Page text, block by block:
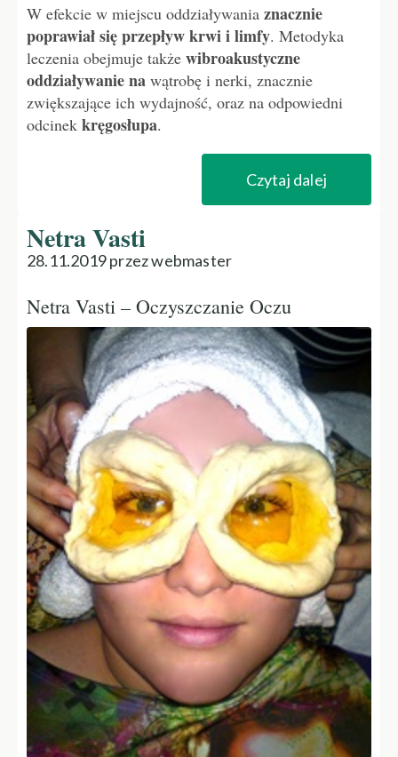
W efekcie w miejscu oddziaływania znacznie
poprawiał się przepływ krwi i limfy. Metodyka
leczenia obejmuje także wibroakustyczne
oddziaływanie na wątrobę i nerki, znacznie
zwiększające ich wydajność, oraz na odpowiedni
odcinek kręgosłupa.
Czytaj dalej
Netra Vasti
28.11.2019 przez webmaster
Netra Vasti – Oczyszczanie Oczu